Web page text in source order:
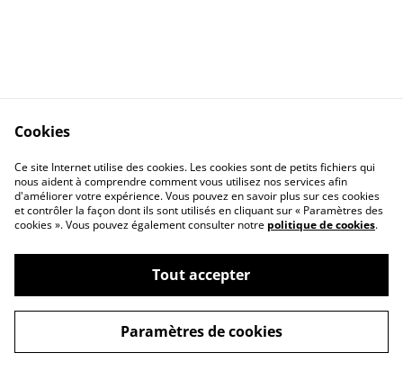
Contact Us
Legal Terms
Privacy Policy
Cookie Policy
©2026GOKI Céramique
powered by
Cookies
Ce site Internet utilise des cookies. Les cookies sont de petits fichiers qui
nous aident à comprendre comment vous utilisez nos services afin
d'améliorer votre expérience. Vous pouvez en savoir plus sur ces cookies
et contrôler la façon dont ils sont utilisés en cliquant sur « Paramètres des
cookies ». Vous pouvez également consulter notre politique de cookies.
Tout accepter
Paramètres de cookies